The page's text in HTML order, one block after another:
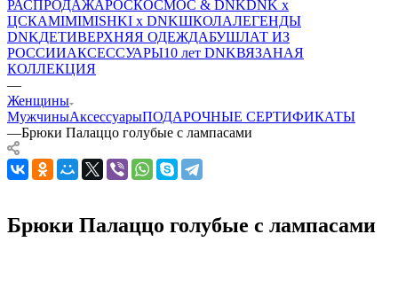
РАСПРОДАЖАРОСКОСМОС & DNKDNK x
ЦСКАMIMIMISHKI x DNKШКОЛАЛЕГЕНДЫ
DNKДЕТИВЕРХНЯЯ ОДЕЖДАБУШЛАТ ИЗ
РОССИИАКСЕССУАРЫ10 лет DNKВЯЗАНАЯ
КОЛЛЕКЦИЯ
—
Женщины
МужчиныАксессуарыПОДАРОЧНЫЕ СЕРТИФИКАТЫ
—Брюки Палаццо голубые с лампасами
Брюки Палаццо голубые с лампасами